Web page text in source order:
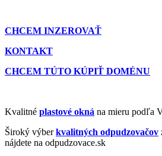
CHCEM INZEROVAŤ
KONTAKT
CHCEM TÚTO KÚPIŤ DOMÉNU
Kvalitné plastové okná na mieru podľa
Široký výberkvalitných odpudzovačov
nájdete na odpudzovace.sk